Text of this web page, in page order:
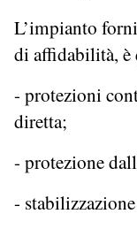
L’impianto
di affidabilità, è
- protezioni
diretta;
- protezione
-